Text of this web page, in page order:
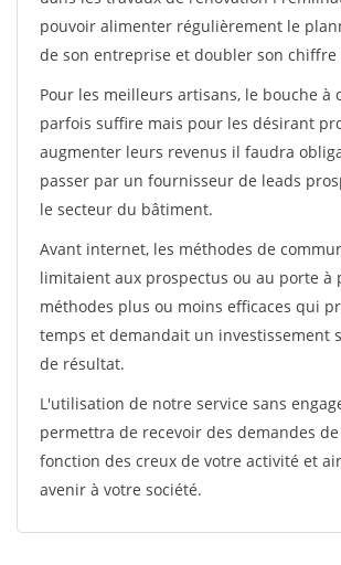
pouvoir alimenter régulièrement le
de son entreprise et doubler son chiffre
Pour les meilleurs artisans, le bouche à
parfois suffire mais pour les désirant
augmenter leurs revenus il faudra
passer par un fournisseur de leads
le secteur du bâtiment.
Avant internet, les méthodes de
limitaient aux prospectus ou au porte à
méthodes plus ou moins efficaces qui
temps et demandait un investissement
de résultat.
L'utilisation de notre service sans
permettra de recevoir des demandes
fonction des creux de votre activité et
avenir à votre société.